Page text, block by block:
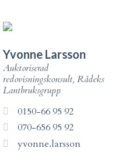
Yvonne Larsson
Auktoriserad
redovisningskonsult, Rådeks
Lantbruksgrupp
0150-66 95 92
070-656 95 92
yvonne.larsson